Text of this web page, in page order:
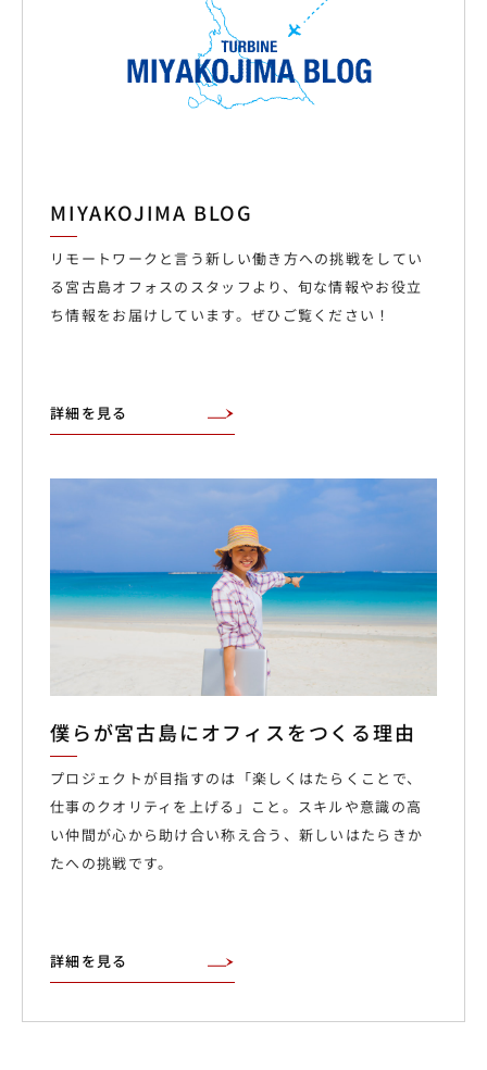
MIYAKOJIMA BLOG
リモートワークと言う新しい働き方への挑戦をしてい
る宮古島オフォスのスタッフより、旬な情報やお役立
ち情報をお届けしています。ぜひご覧ください！
詳細を見る
僕らが宮古島にオフィスをつくる理由
プロジェクトが目指すのは「楽しくはたらくことで、
仕事のクオリティを上げる」こと。スキルや意識の高
い仲間が心から助け合い称え合う、新しいはたらきか
たへの挑戦です。
詳細を見る